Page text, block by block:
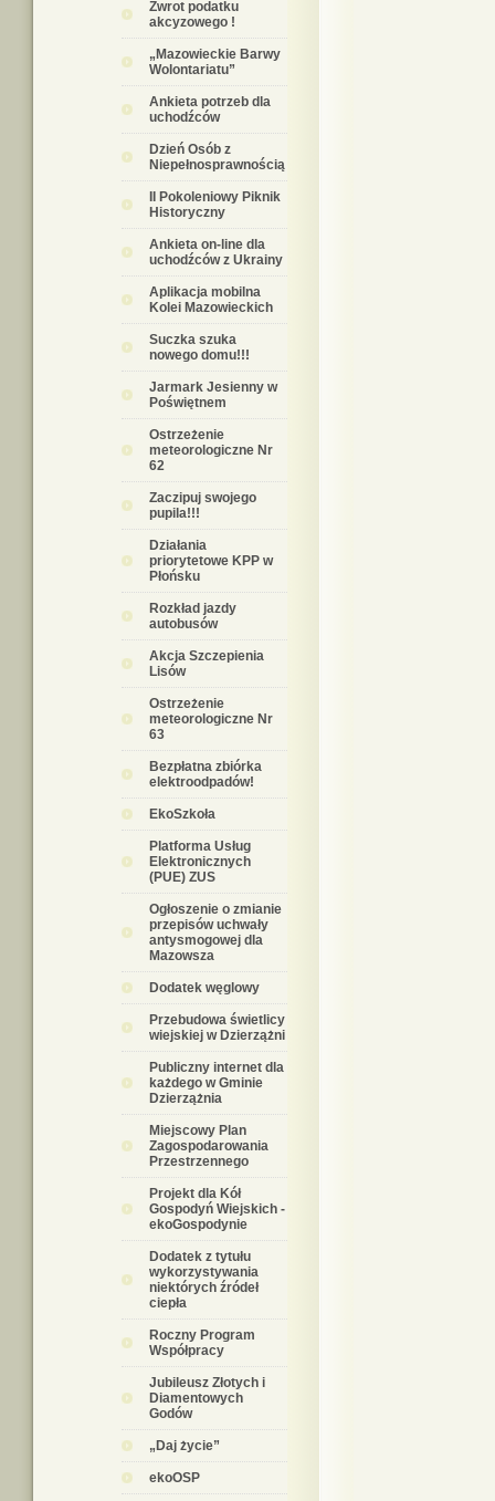
Zwrot podatku
akcyzowego !
„Mazowieckie Barwy
Wolontariatu”
Ankieta potrzeb dla
uchodźców
Dzień Osób z
Niepełnosprawnością
II Pokoleniowy Piknik
Historyczny
Ankieta on-line dla
uchodźców z Ukrainy
Aplikacja mobilna
Kolei Mazowieckich
Suczka szuka
nowego domu!!!
Jarmark Jesienny w
Poświętnem
Ostrzeżenie
meteorologiczne Nr
62
Zaczipuj swojego
pupila!!!
Działania
priorytetowe KPP w
Płońsku
Rozkład jazdy
autobusów
Akcja Szczepienia
Lisów
Ostrzeżenie
meteorologiczne Nr
63
Bezpłatna zbiórka
elektroodpadów!
EkoSzkoła
Platforma Usług
Elektronicznych
(PUE) ZUS
Ogłoszenie o zmianie
przepisów uchwały
antysmogowej dla
Mazowsza
Dodatek węglowy
Przebudowa świetlicy
wiejskiej w Dzierzążni
Publiczny internet dla
każdego w Gminie
Dzierzążnia
Miejscowy Plan
Zagospodarowania
Przestrzennego
Projekt dla Kół
Gospodyń Wiejskich -
ekoGospodynie
Dodatek z tytułu
wykorzystywania
niektórych źródeł
ciepła
Roczny Program
Współpracy
Jubileusz Złotych i
Diamentowych
Godów
„Daj życie”
ekoOSP